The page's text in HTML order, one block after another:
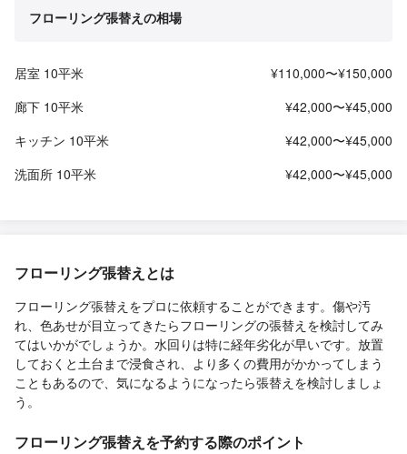
フローリング張替えの相場
居室 10平米
¥110,000〜¥150,000
廊下 10平米
¥42,000〜¥45,000
キッチン 10平米
¥42,000〜¥45,000
洗面所 10平米
¥42,000〜¥45,000
フローリング張替えとは
フローリング張替えをプロに依頼することができます。傷や汚
れ、色あせが目立ってきたらフローリングの張替えを検討してみ
てはいかがでしょうか。水回りは特に経年劣化が早いです。放置
しておくと土台まで浸食され、より多くの費用がかかってしまう
こともあるので、気になるようになったら張替えを検討しましょ
う。
フローリング張替えを予約する際のポイント